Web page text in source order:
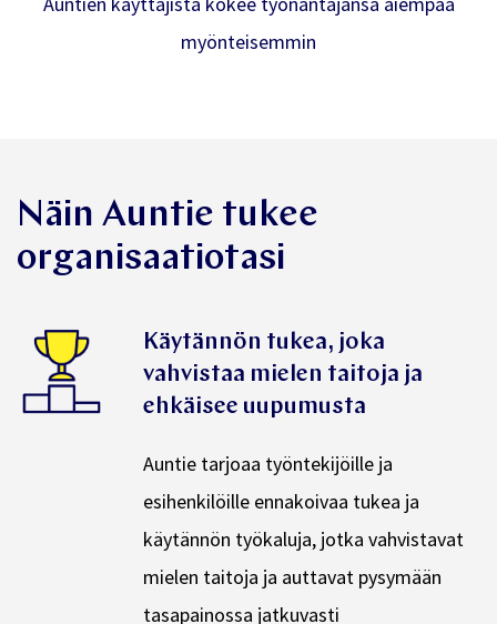
myönteisemmin
Näin Auntie tukee
organisaatiotasi
Käytännön tukea, joka
vahvistaa mielen taitoja ja
ehkäisee uupumusta
Auntie tarjoaa työntekijöille ja
esihenkilöille ennakoivaa tukea ja
käytännön työkaluja, jotka vahvistavat
mielen taitoja ja auttavat pysy­mään
tasapainossa jatkuvasti